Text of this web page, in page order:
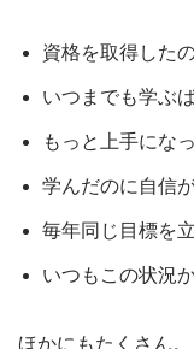
資格を取得した
いつまでも学ぶ
もっと上手にな
学んだのに自信
毎年同じ目標を
いつもこの状況
ほかにもたくさん。